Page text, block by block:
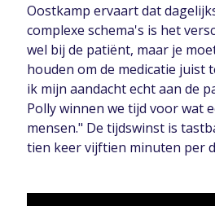
Oostkamp ervaart dat
complexe schema's is het
wel bij de patiënt, maar je
houden om de medicatie juist
ik mijn aandacht echt aan de
Polly winnen we tijd voor wat
mensen." De tijdswinst is
tien keer vijftien minuten per